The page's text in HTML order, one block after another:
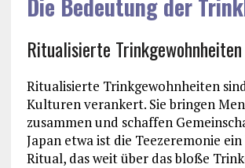
Die Bedeutung der
Ritualisierte Trinkgewohnheiten
Ritualisierte Trinkgewohnheiten
Kulturen verankert. Sie bringen
zusammen und schaffen
Japan etwa ist die Teezeremonie
Ritual, das weit über das bloße